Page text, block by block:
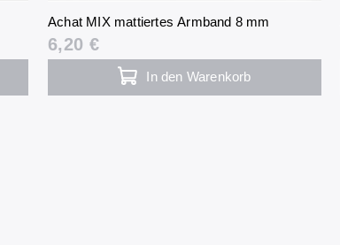
Achat MIX mattiertes Armband 8 mm
6,20 €
In den Warenkorb